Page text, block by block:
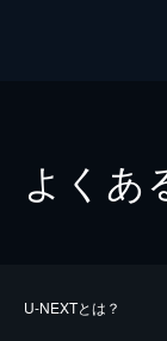
よくあ
U-NEXTとは？